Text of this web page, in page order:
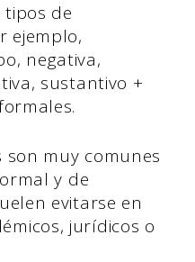
tipos de
ejemplo,
negativa,
sustantivo +
son muy comunes
y de
evitarse en
jurídicos o